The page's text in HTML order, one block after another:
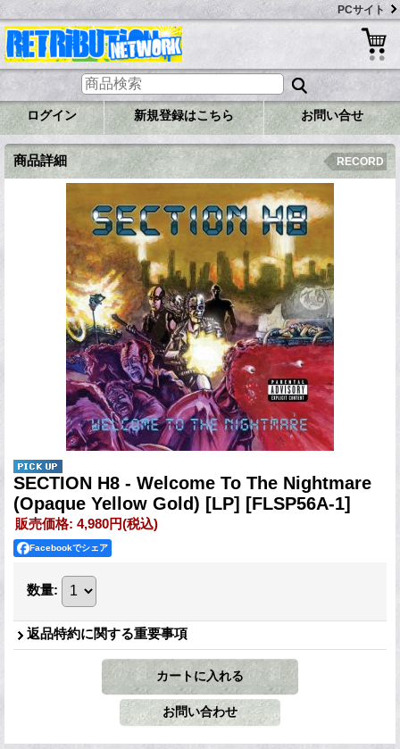
PCサイト
ログイン 新規登録はこちら お問い合せ
商品詳細 RECORD
SECTION H8 - Welcome To The Nightmare
(Opaque Yellow Gold) [LP] [FLSP56A-1]
販売価格: 4,980円(税込)
Facebookでシェア
数量:
返品特約に関する重要事項